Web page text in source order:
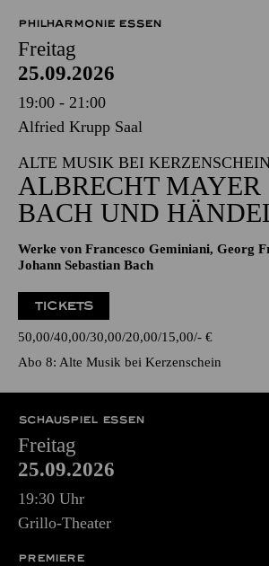
PHILHARMONIE ESSEN
Freitag
25.09.2026
19:00 - 21:00
Alfried Krupp Saal
ALTE MUSIK BEI
ALBRECHT MAYER
BACH UND
Werke von Francesco Geminiani, Georg
Johann Sebastian Bach
TICKETS
50,00 40,00 30,00 20,00 15,00 - €
Abo 8: Alte Musik bei Kerzenschein
SCHAUSPIEL ESSEN
Freitag
25.09.2026
19:30 Uhr
Grillo-Theater
PREMIERE